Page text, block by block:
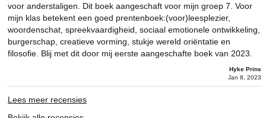
voor anderstaligen. Dit boek aangeschaft voor mijn groep 7. Voor
mijn klas betekent een goed prentenboek:(voor)leesplezier,
woordenschat, spreekvaardigheid, sociaal emotionele ontwikkeling,
burgerschap, creatieve vorming, stukje wereld oriëntatie en
filosofie. Blij met dit door mij eerste aangeschafte boek van 2023.
Hyke Prins
Jan 8, 2023
Lees meer recensies